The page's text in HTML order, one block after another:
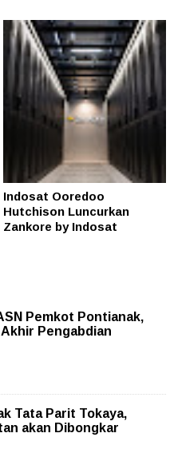
Indosat Ooredoo
Hutchison Luncurkan
Zankore by Indosat
Pemkot Pontianak,
Pengabdian
Tata Parit Tokaya,
akan Dibongkar